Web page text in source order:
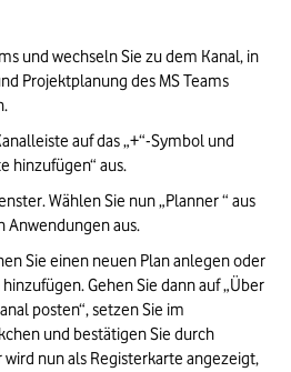
und wechseln Sie zu dem Kanal, in
Projektplanung des MS Teams
auf das „+“-Symbol und
hinzufügen“ aus.
Wählen Sie nun „Planner “ aus
Anwendungen aus.
Sie einen neuen Plan anlegen oder
Gehen Sie dann auf „Über
posten“, setzen Sie im
und bestätigen Sie durch
wird nun als Registerkarte angezeigt,